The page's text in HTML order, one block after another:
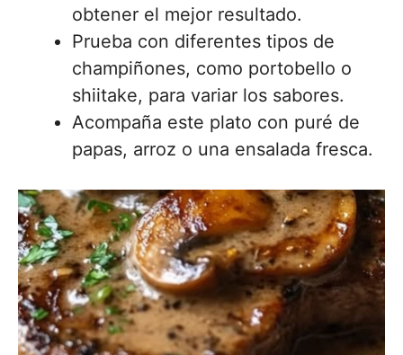
obtener el mejor resultado.
Prueba con diferentes tipos de
champiñones, como portobello o
shiitake, para variar los sabores.
Acompaña este plato con puré de
papas, arroz o una ensalada fresca.